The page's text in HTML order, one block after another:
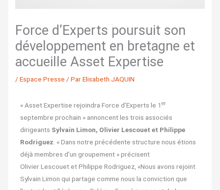
Force d’Experts poursuit son
développement en bretagne et
accueille Asset Expertise
/Espace Presse / ParElisabeth JAQUIN
« Asset Expertise rejoindra Force d’Experts le 1er
septembre prochain » annoncent les trois associés
dirigeants Sylvain Limon, Olivier Lescouet et Philippe
Rodriguez. « Dans notre précédente structure nous étions
déjà membres d’un groupement » précisent
Olivier Lescouet et Philippe Rodriguez, «Nous avons rejoint
Sylvain Limon qui partage comme nous la conviction que